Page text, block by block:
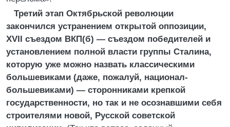
Третий этап Октябрьской революции
закончился устранением открытой оппозиции,
XVII съездом ВКП(б) — съездом победителей и
установлением полной власти группы Сталина,
которую уже можно назвать классическими
большевиками (даже, пожалуй, национал-
большевиками) — сторонниками крепкой
государственности, но так и не осознавшими себя
строителями новой, Русской советской